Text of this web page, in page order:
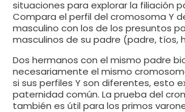
situaciones para explorar la filiación
Compara el perfil del cromosoma Y
masculino con los de los presuntos
masculinos de su padre (padre, tíos,
Dos hermanos con el mismo padre
necesariamente el mismo
si sus perfiles Y son diferentes, esto
paternidad común. La prueba del
también es útil para los primos